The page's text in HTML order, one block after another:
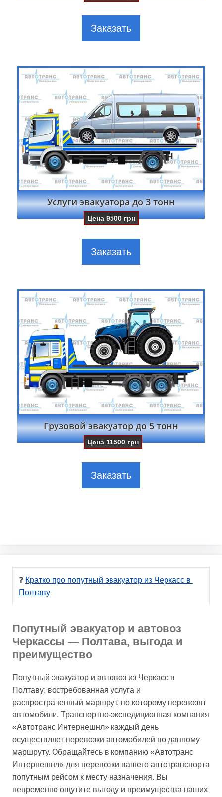
Заказать
Услуги эвакуатора до 3 тонн
Цена9500 грн
Заказать
Грузовой эвакуатор до 5 тонн
Цена 11500 грн
Заказать
❓ Кратко про попутный эвакуатор из Черкасс в
Полтаву
Попутный эвакуатор и автовоз
Черкассы — Полтава, выгода и
преимущество
Попутный эвакуатор и автовоз из Черкасс в
Полтаву: востребованная услуга и
распространенный маршрут, по которому перевозят
автомобили. Транспортно-экспедиционная компания
«Автотранс Интернешнл» каждый день
осуществляет перевозки автомобилей по данному
маршруту. Обращайтесь в компанию «Автотранс
Интернешнл» для перевозки вашего автотранспорта
попутным рейсом к месту назначения. Вы
непременно ощутите выгоду и преимущества наших